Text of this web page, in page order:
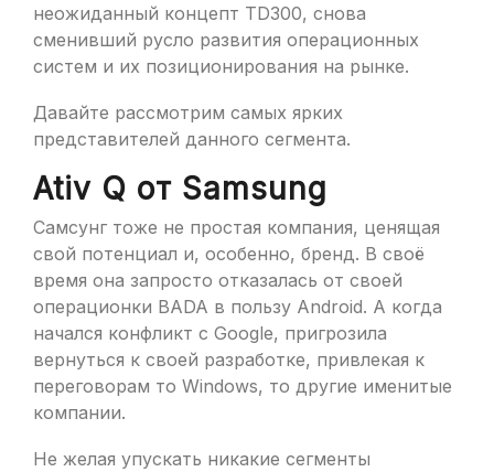
неожиданный концепт TD300, снова
сменивший русло развития операционных
систем и их позиционирования на рынке.
Давайте рассмотрим самых ярких
представителей данного сегмента.
Ativ Q от Samsung
Самсунг тоже не простая компания, ценящая
свой потенциал и, особенно, бренд. В своё
время она запросто отказалась от своей
операционки BADA в пользу Android. А когда
начался конфликт с Google, пригрозила
вернуться к своей разработке, привлекая к
переговорам то Windows, то другие именитые
компании.
Не желая упускать никакие сегменты